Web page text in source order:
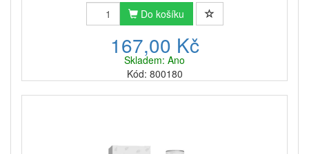
Do košíku
167,00 Kč
Skladem: Ano
Kód: 800180